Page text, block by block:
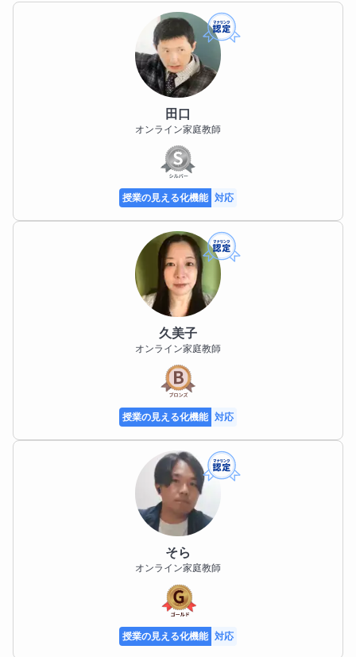
田口
オンライン家庭教師
授業の見える化機能 対応
久美子
オンライン家庭教師
授業の見える化機能 対応
そら
オンライン家庭教師
授業の見える化機能 対応